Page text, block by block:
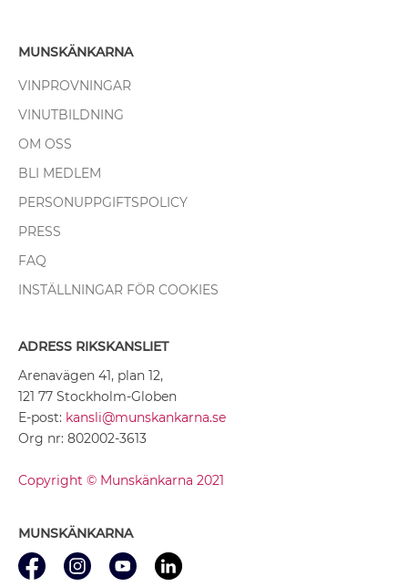
MUNSKÄNKARNA
VINPROVNINGAR
VINUTBILDNING
OM OSS
BLI MEDLEM
PERSONUPPGIFTSPOLICY
PRESS
FAQ
INSTÄLLNINGAR FÖR COOKIES
ADRESS RIKSKANSLIET
Arenavägen 41, plan 12,
121 77 Stockholm-Globen
E-post: kansli@munskankarna.se
Org nr: 802002-3613
Copyright © Munskänkarna 2021
MUNSKÄNKARNA